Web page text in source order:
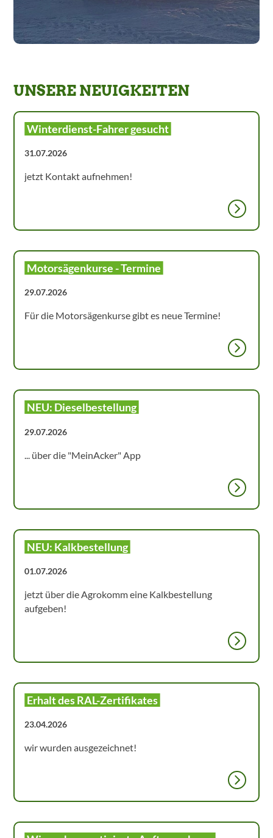
UNSERE NEUIGKEITEN
Winterdienst-Fahrer gesucht
31.07.2026
jetzt Kontakt aufnehmen!
Motorsägenkurse - Termine
29.07.2026
Für die Motorsägenkurse gibt es neue Termine!
NEU: Dieselbestellung
29.07.2026
... über die "MeinAcker" App
NEU: Kalkbestellung
01.07.2026
jetzt über die Agrokomm eine Kalkbestellung
aufgeben!
Erhalt des RAL-Zertifikates
23.04.2026
wir wurden ausgezeichnet!